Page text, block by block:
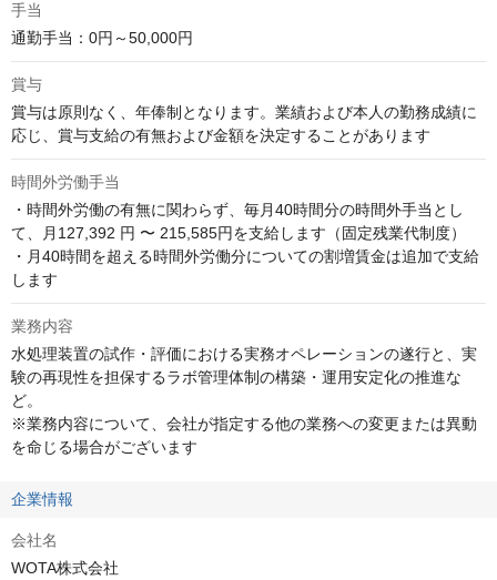
手当
通勤手当：0円～50,000円
賞与
賞与は原則なく、年俸制となります。業績および本人の勤務成績に
応じ、賞与支給の有無および金額を決定することがあります
時間外労働手当
・時間外労働の有無に関わらず、毎月40時間分の時間外手当とし
て、月127,392 円 〜 215,585円を支給します（固定残業代制度）
・月40時間を超える時間外労働分についての割増賃金は追加で支給
します
業務内容
水処理装置の試作・評価における実務オペレーションの遂行と、実
験の再現性を担保するラボ管理体制の構築・運用安定化の推進な
ど。
※業務内容について、会社が指定する他の業務への変更または異動
を命じる場合がございます
企業情報
会社名
WOTA株式会社